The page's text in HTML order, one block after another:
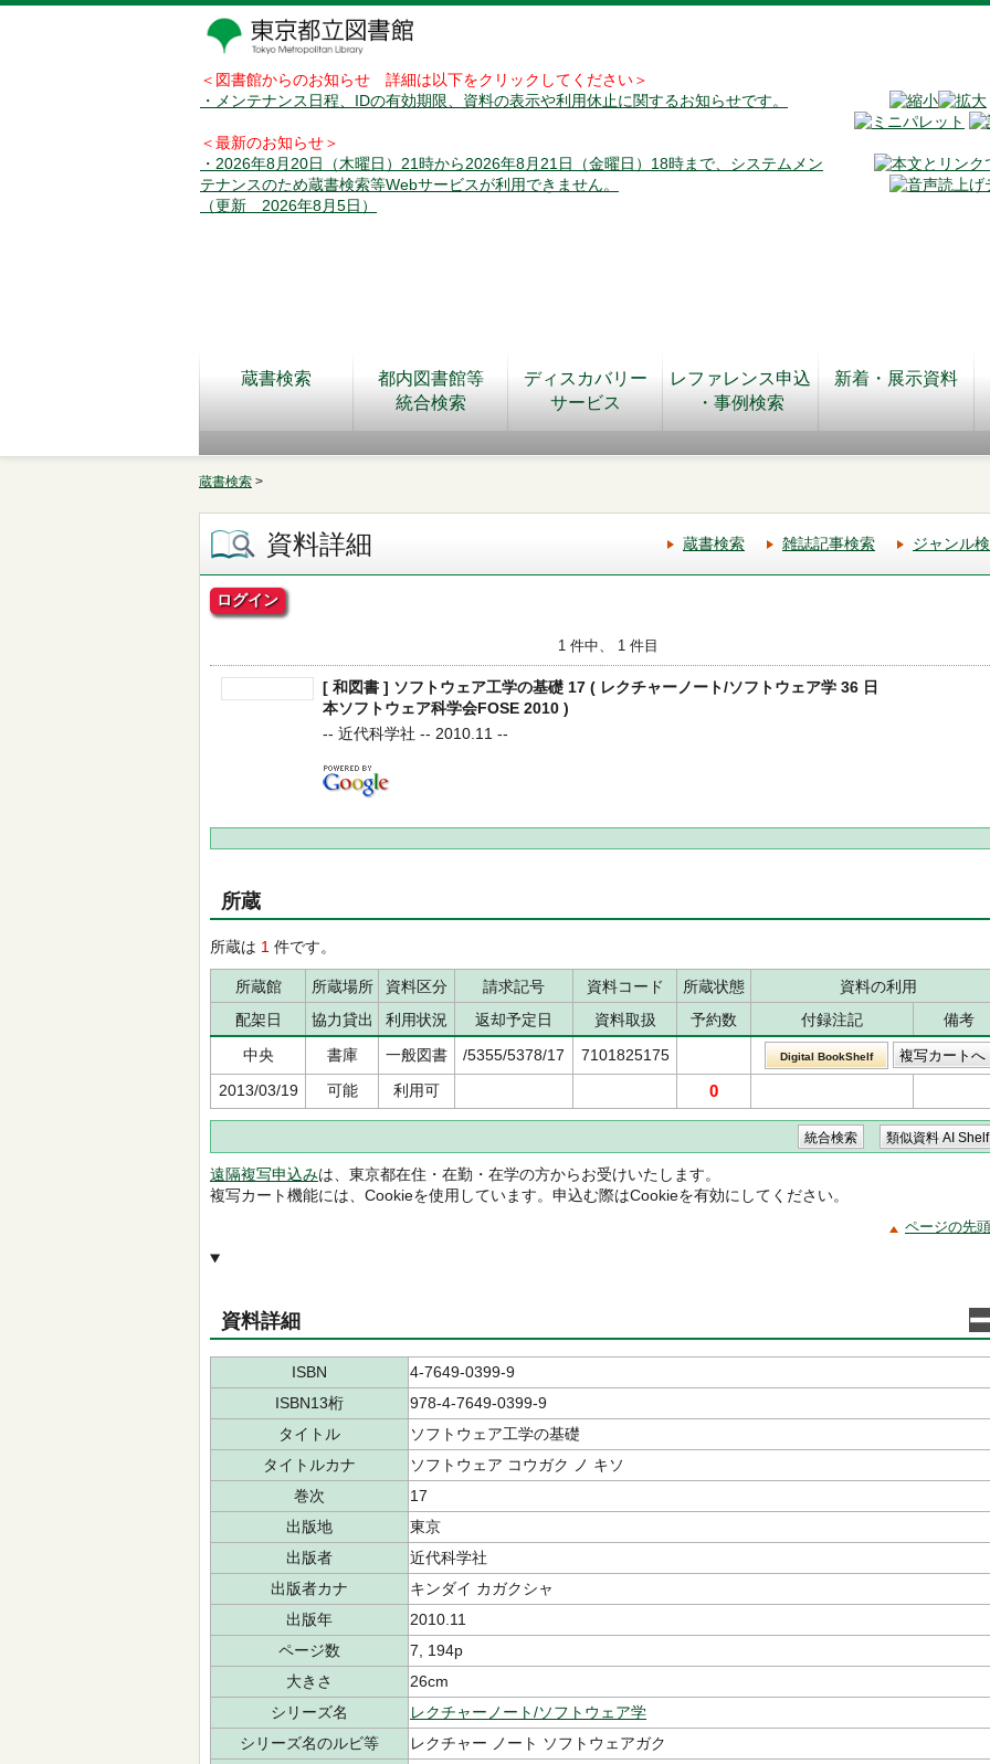
＜図書館からのお知らせ 詳細は以下をクリックしてください＞
・メンテナンス日程、IDの有効期限、資料の表示や利用休止に関するお知らせです。
＜最新のお知らせ＞
・2026年8月20日（木曜日）21時から2026年8月21日（金曜日）18時まで、システムメン
テナンスのため蔵書検索等Webサービスが利用できません。
（更新 2026年8月5日）
蔵書検索
都内図書館等
統合検索
ディスカバリー
サービス
レファレンス申込
・事例検索
新着・展示資料
蔵書検索 >
資料詳細 蔵書検索 雑誌記事検索 ジャンル
ログイン
1 件中、 1 件目
[ 和図書 ] ソフトウェア工学の基礎 17 ( レクチャーノート/ソフトウェア学 36 日
本ソフトウェア科学会FOSE 2010 )
-- 近代科学社 -- 2010.11 --
所蔵
所蔵は 1 件です。
所蔵館 所蔵場所 資料区分 請求記号 資料コード 所蔵状態
資料の利用
配架日
協力貸出 利用状況 返却予定日 資料取扱 予約数 付録注記
備考
中央
書庫 一般図書 /5355/5378/17 7101825175 Digital BookShelf
2013/03/19 可能 利用可 0
遠隔複写申込みは、東京都在住・在勤・在学の方からお受けいたします。
複写カート機能には、Cookieを使用しています。申込む際はCookieを有効にしてください。
ページの先
資料詳細
ISBN
4-7649-0399-9
ISBN13桁
978-4-7649-0399-9
タイトル
ソフトウェア工学の基礎
タイトルカナ
ソフトウェア コウガク ノ キソ
巻次
17
出版地
東京
出版者
近代科学社
出版者カナ
キンダイ カガクシャ
出版年
2010.11
ページ数
7, 194p
大きさ
26cm
シリーズ名
レクチャーノート/ソフトウェア学
シリーズ名のルビ等
レクチャー ノート ソフトウェアガク